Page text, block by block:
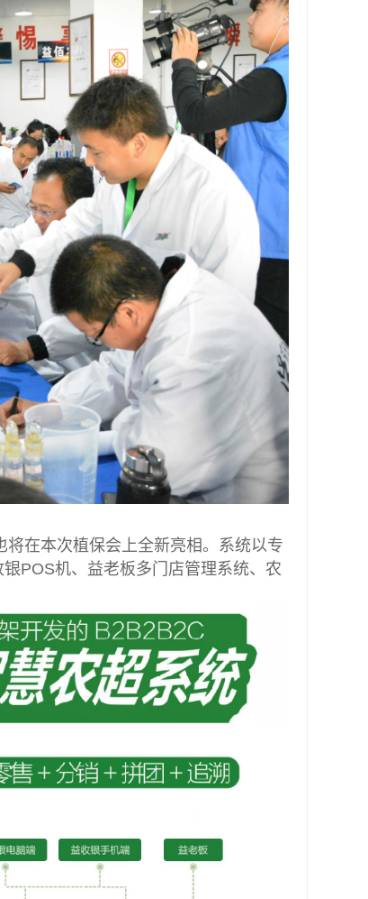
将在本次植保会上全新亮相。系统以专
POS机、益老板多门店管理系统、农